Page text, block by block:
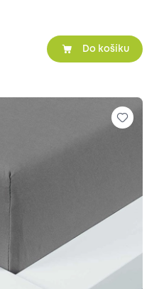
Do košíku